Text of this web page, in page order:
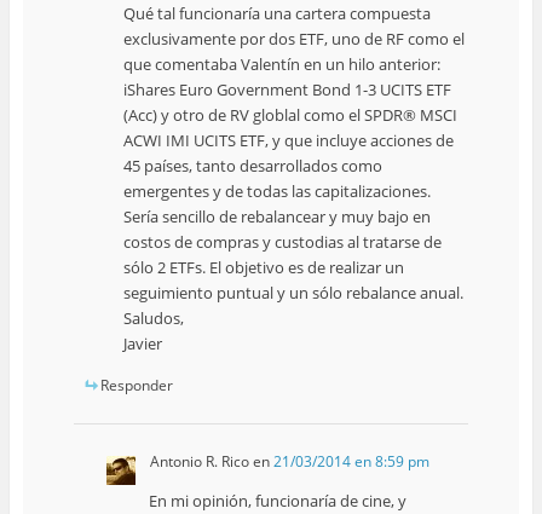
Qué tal funcionaría una cartera compuesta
exclusivamente por dos ETF, uno de RF como el
que comentaba Valentín en un hilo anterior:
iShares Euro Government Bond 1-3 UCITS ETF
(Acc) y otro de RV globlal como el SPDR® MSCI
ACWI IMI UCITS ETF, y que incluye acciones de
45 países, tanto desarrollados como
emergentes y de todas las capitalizaciones.
Sería sencillo de rebalancear y muy bajo en
costos de compras y custodias al tratarse de
sólo 2 ETFs. El objetivo es de realizar un
seguimiento puntual y un sólo rebalance anual.
Saludos,
Javier
Responder
Antonio R. Ricoen21/03/2014 en 8:59 pm
En mi opinión, funcionaría de cine, y